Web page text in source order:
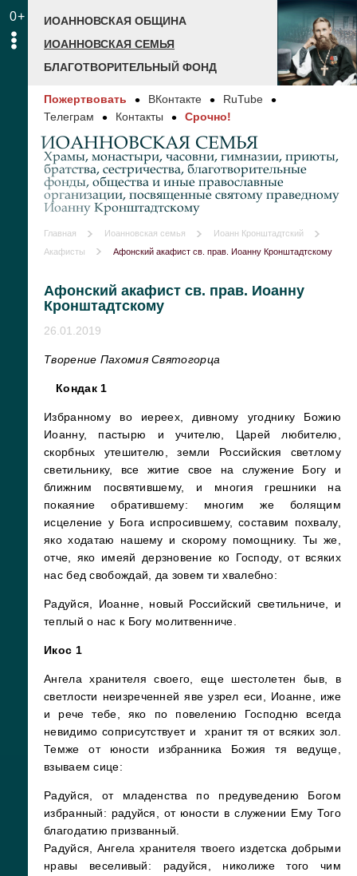
0+
ИОАННОВСКАЯ ОБЩИНА
ИОАННОВСКАЯ СЕМЬЯ
БЛАГОТВОРИТЕЛЬНЫЙ ФОНД
Пожертвовать ВКонтакте
RuTube
Телеграм
Контакты Срочно!
ИОАННОВСКАЯ СЕМЬЯ
Храмы, монастыри, часовни, гимназии, приюты,
братства, сестричества, благотворительные
фонды, общества и иные православные
организации, посвященные святому праведному
Иоанну Кронштадтскому
Главная Иоанновская семья
Иоанн Кронштадтский
Акафисты
Афонский акафист св. прав. Иоанну Кронштадтскому
Афонский акафист св. прав. Иоанну
Кронштадтскому
26.01.2019
Творение Пахомия Святогорца
Кондак 1
Избранному во иереех, дивному угоднику Божию
Иоанну, пастырю и учителю, Царей любителю,
скорбных утешителю, земли Российския светлому
светильнику, все житие свое на служение Богу и
ближним посвятившему, и многия грешники на
покаяние обратившему: многим же болящим
исцеление у Бога испросившему, составим похвалу,
яко ходатаю нашему и скорому помощнику. Ты же,
отче, яко имеяй дерзновение ко Господу, от всяких
нас бед свобождай, да зовем ти хвалебно:
Радуйся, Иоанне, новый Российский светильниче, и
теплый о нас к Богу молитвенниче.
Икос 1
Ангела хранителя своего, еще шестолетен быв, в
светлости неизреченней яве узрел еси, Иоанне, иже
и рече тебе, яко по повелению Господню всегда
невидимо соприсутствует и хранит тя от всяких зол.
Темже от юности избранника Божия тя ведуще,
взываем сице:
Радуйся, от младенства по предуведению Богом
избранный: радуйся, от юности в служении Ему Того
благодатию призванный.
Радуйся, Ангела хранителя твоего издетска добрыми
нравы веселивый: радуйся, николиже того чим